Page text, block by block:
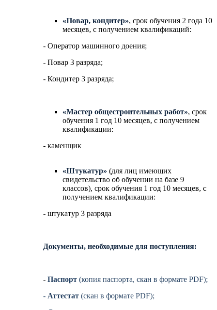
«Повар, кондитер», срок обучения 2 года 10
месяцев, с получением квалификаций:
- Оператор машинного доения;
- Повар 3 разряда;
- Кондитер 3 разряда;
«Мастер общестроительных работ», срок
обучения 1 год 10 месяцев, с получением
квалификации:
- каменщик
«Штукатур» (для лиц имеющих
свидетельство об обучении на базе 9
классов), срок обучения 1 год 10 месяцев, с
получением квалификации:
- штукатур 3 разряда
Документы, необходимые для поступления:
- Паспорт (копия паспорта, скан в формате PDF);
- Аттестат (скан в формате PDF);